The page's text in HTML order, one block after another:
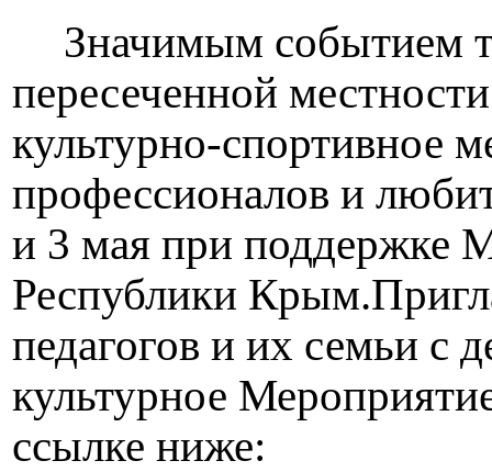
Значимым событием
пересеченной
культурно-спортивное
профессионалов и
и 3 мая при поддержке
Республики Крым.
педагогов и их семьи с
культурное
ссылке ниже: